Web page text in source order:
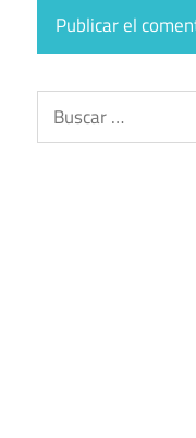
Buscar: